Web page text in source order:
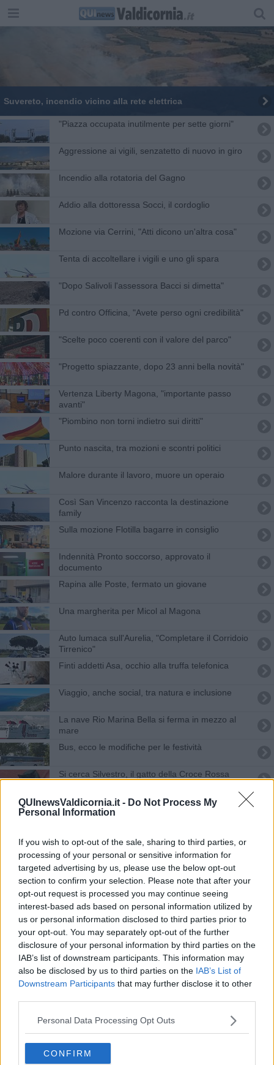
QUInewsValdicornia.it - Do Not Process My
Personal Information
If you wish to opt-out of the sale, sharing to third parties, or
processing of your personal or sensitive information for
targeted advertising by us, please use the below opt-out
section to confirm your selection. Please note that after your
opt-out request is processed you may continue seeing
interest-based ads based on personal information utilized by
us or personal information disclosed to third parties prior to
your opt-out. You may separately opt-out of the further
disclosure of your personal information by third parties on the
IAB’s list of downstream participants. This information may
also be disclosed by us to third parties on the IAB’s List of
Downstream Participants that may further disclose it to other
Personal Data Processing Opt Outs
CONFIRM
Suvereto, incendio vicino alla rete elettrica
"Piazza occupata inutilmente per sette giorni"
Aggressione ai vigili, senzatetto di nuovo in giro
Incendio alla rotatoria del Gagno
Addio alla dottoressa Socci, il cordoglio
Mozione via Cerrini, "Atti dicono un'altra cosa"
Tenta di accoltellare i vigili e uno gli spara
"Dopo Salivoli l'assessora Bacci si dimetta"
Pd contro Officina, "Avete perso ogni credibilità"
"Scelte poco coerenti con il valore del parco"
"Progetto spiazzante, dopo 23 anni bella novità"
Vertenza Liberty Magona, "importante passo
avanti"
"Piombino non torni indietro sui diritti"
Punto nascita, tra mozioni e scontri politici
Malore durante il lavoro, muore un operaio
Così San Vincenzo racconta la destinazione
family
Sulla mozione Flotilla bagarre in consiglio
Indennità Pronto soccorso, approvato il
documento
Rapina alle Poste, fermato un giovane
Una margherita per Micol al Magona
Auto lumaca sull'Aurelia, "Completare il Corridoio
Tirrenico"
Finti addetti Asa, occhio alla truffa telefonica
Viaggio, anche social, tra natura e inclusione
La nave Rio Marina Bella si ferma in mezzo al
mare
Bus, ecco le modifiche per le festività
Si cerca Silvestro, il gatto della Croce Rossa
Addio a Stefania, volto della Bancarella
l'Enpa
I migranti nell'hotel vicino alla stazione
Scomparsa da casa, manca da lunedì
Torna CastigliondiPrimavera, tra terra e mare
Il web non perdona la battutaccia su Zanardi
Oltre 22mila persone per Apritiborgo
Apritiborgo, il festival del teatro di strada
Consiglio zoppo, Barsotti placa l'opposizione
Pronto il ricorso dopo la mannaia sulle tessere Pd